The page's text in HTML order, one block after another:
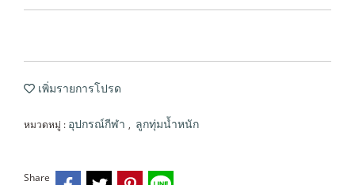
เพิ่มรายการโปรด
หมวดหมู่ : อุปกรณ์กีฬา , ลูกทุ่มน้ำหนัก
Share